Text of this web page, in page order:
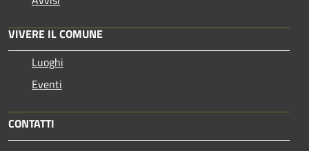
VIVERE IL COMUNE
Luoghi
Eventi
CONTATTI